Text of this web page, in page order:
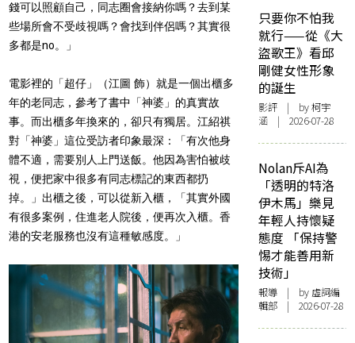
錢可以照顧自己，同志圈會接納你嗎？去到某
些場所會不受歧視嗎？會找到伴侶嗎？其實很
多都是no。」
電影裡的「超仔」（江圖 飾）就是一個出櫃多
年的老同志，參考了書中「神婆」的真實故
事。而出櫃多年換來的，卻只有獨居。江紹祺
對「神婆」這位受訪者印象最深：「有次他身
體不適，需要別人上門送飯。他因為害怕被歧
視，便把家中很多有同志標記的東西都扔
掉。」出櫃之後，可以從新入櫃，「其實外國
有很多案例，住進老人院後，便再次入櫃。香
港的安老服務也沒有這種敏感度。」
只要你不怕我
就行——從《大
盜歌王》看邱
剛健女性形象
的誕生
影評 | by 柯宇
涵 | 2026-07-28
Nolan斥AI為
「透明的特洛
伊木馬」樂見
年輕人持懷疑
態度 「保持警
惕才能善用新
技術」
報導 | by 虛詞編
輯部 | 2026-07-28